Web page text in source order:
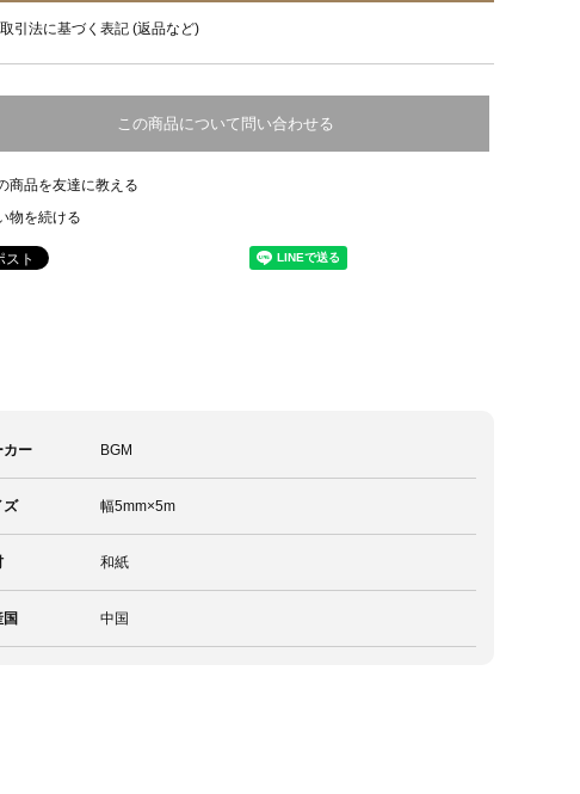
引法に基づく表記 (返品など)
この商品について問い合わせる
商品を友達に教える
物を続ける
カー BGM
ズ 幅5mm×5m
和紙
中国